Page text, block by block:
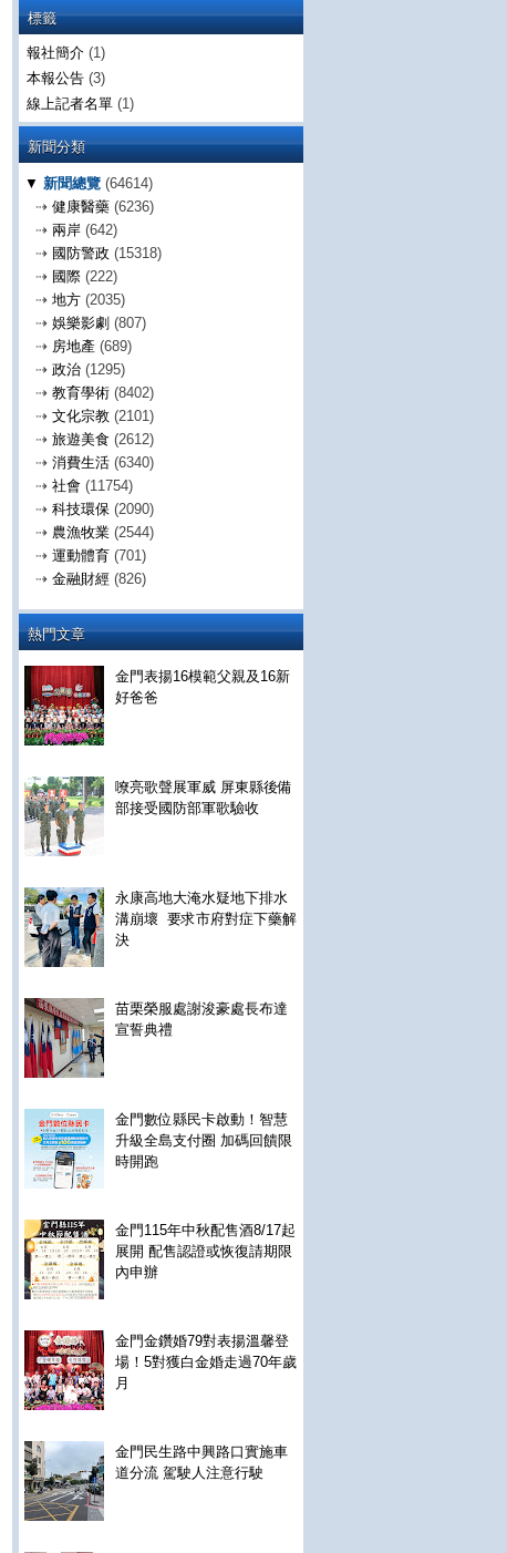
標籤
報社簡介 (1)
本報公告 (3)
線上記者名單 (1)
新聞分類
▼ 新聞總覽 (64614)
⇢ 健康醫藥 (6236)
⇢ 兩岸 (642)
⇢ 國防警政 (15318)
⇢ 國際 (222)
⇢ 地方 (2035)
⇢ 娛樂影劇 (807)
⇢ 房地產 (689)
⇢ 政治 (1295)
⇢ 教育學術 (8402)
⇢ 文化宗教 (2101)
⇢ 旅遊美食 (2612)
⇢ 消費生活 (6340)
⇢ 社會 (11754)
⇢ 科技環保 (2090)
⇢ 農漁牧業 (2544)
⇢ 運動體育 (701)
⇢ 金融財經 (826)
熱門文章
金門表揚16模範父親及16新
好爸爸
嘹亮歌聲展軍威 屏東縣後備
部接受國防部軍歌驗收
永康高地大淹水疑地下排水
溝崩壞 要求市府對症下藥解
決
苗栗榮服處謝浚豪處長布達
宣誓典禮
金門數位縣民卡啟動！智慧
升級全島支付圈 加碼回饋限
時開跑
金門115年中秋配售酒8/17起
展開 配售認證或恢復請期限
內申辦
金門金鑽婚79對表揚溫馨登
場！5對獲白金婚走過70年歲
月
金門民生路中興路口實施車
道分流 駕駛人注意行駛